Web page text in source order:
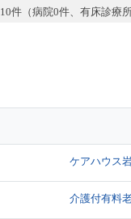
10件（病院0件、有床診療
ケアハウス
介護付有料